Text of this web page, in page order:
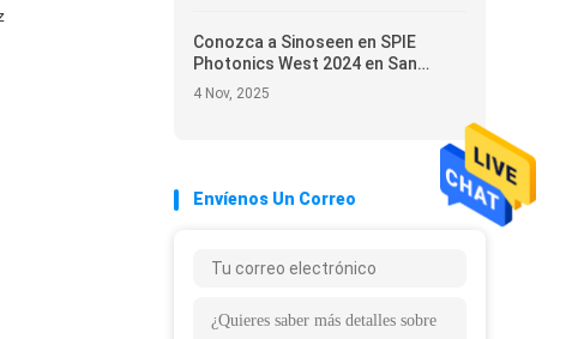
Conozca a Sinoseen en SPIE
Photonics West 2024 en San
Francisco — Presentando
soluciones de módulos de cámara
4 Nov, 2025
Envíenos Un Correo